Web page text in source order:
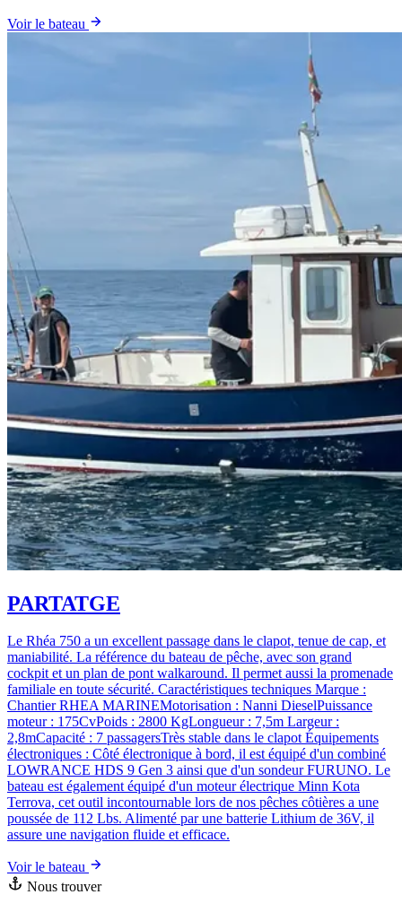
Voir le bateau
PARTATGE
Le Rhéa 750 a un excellent passage dans le clapot, tenue de cap, et
maniabilité. La référence du bateau de pêche, avec son grand
cockpit et un plan de pont walkaround. Il permet aussi la promenade
familiale en toute sécurité. Caractéristiques techniques Marque :
Chantier RHEA MARINEMotorisation : Nanni DieselPuissance
moteur : 175CvPoids : 2800 KgLongueur : 7,5m Largeur :
2,8mCapacité : 7 passagersTrès stable dans le clapot Équipements
électroniques : Côté électronique à bord, il est équipé d'un combiné
LOWRANCE HDS 9 Gen 3 ainsi que d'un sondeur FURUNO. Le
bateau est également équipé d'un moteur électrique Minn Kota
Terrova, cet outil incontournable lors de nos pêches côtières a une
poussée de 112 Lbs. Alimenté par une batterie Lithium de 36V, il
assure une navigation fluide et efficace.
Voir le bateau
Nous trouver